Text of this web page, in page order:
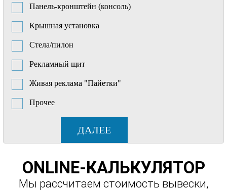
Панель-кронштейн (консоль)
Крышная установка
Стела/пилон
Рекламный щит
Живая реклама "Пайетки"
Прочее
ДАЛЕЕ
ONLINE-КАЛЬКУЛЯТОР
Мы рассчитаем стоимость вывески,